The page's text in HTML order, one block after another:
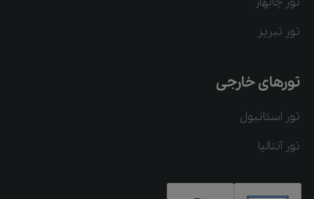
تور تبریز
تورهای خارجی
تور استانبول
تور آنتالیا